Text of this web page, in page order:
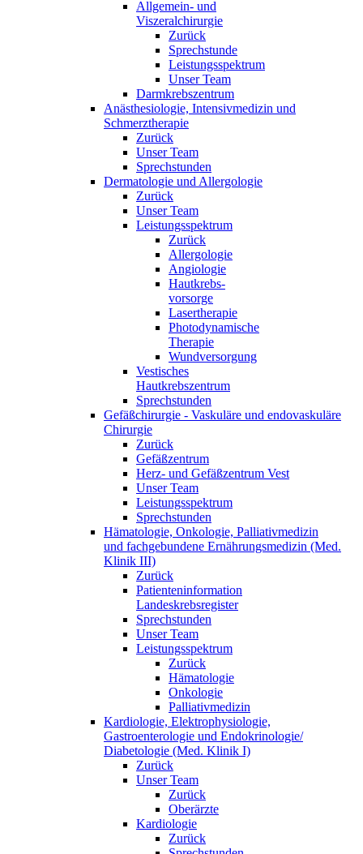
Allgemein- und
Viszeralchirurgie
Zurück
Sprechstunde
Leistungsspektrum
Unser Team
Darmkrebszentrum
Anästhesiologie, Intensivmedizin und
Schmerztherapie
Zurück
Unser Team
Sprechstunden
Dermatologie und Allergologie
Zurück
Unser Team
Leistungsspektrum
Zurück
Allergologie
Angiologie
Hautkrebs-
vorsorge
Lasertherapie
Photodynamische
Therapie
Wundversorgung
Vestisches
Hautkrebszentrum
Sprechstunden
Gefäßchirurgie - Vaskuläre und endovaskuläre
Chirurgie
Zurück
Gefäßzentrum
Herz- und Gefäßzentrum Vest
Unser Team
Leistungsspektrum
Sprechstunden
Hämatologie, Onkologie, Palliativmedizin
und fachgebundene Ernährungsmedizin (Med.
Klinik III)
Zurück
Patienteninformation
Landeskrebsregister
Sprechstunden
Unser Team
Leistungsspektrum
Zurück
Hämatologie
Onkologie
Palliativmedizin
Kardiologie, Elektrophysiologie,
Gastroenterologie und Endokrinologie/
Diabetologie (Med. Klinik I)
Zurück
Unser Team
Zurück
Oberärzte
Kardiologie
Zurück